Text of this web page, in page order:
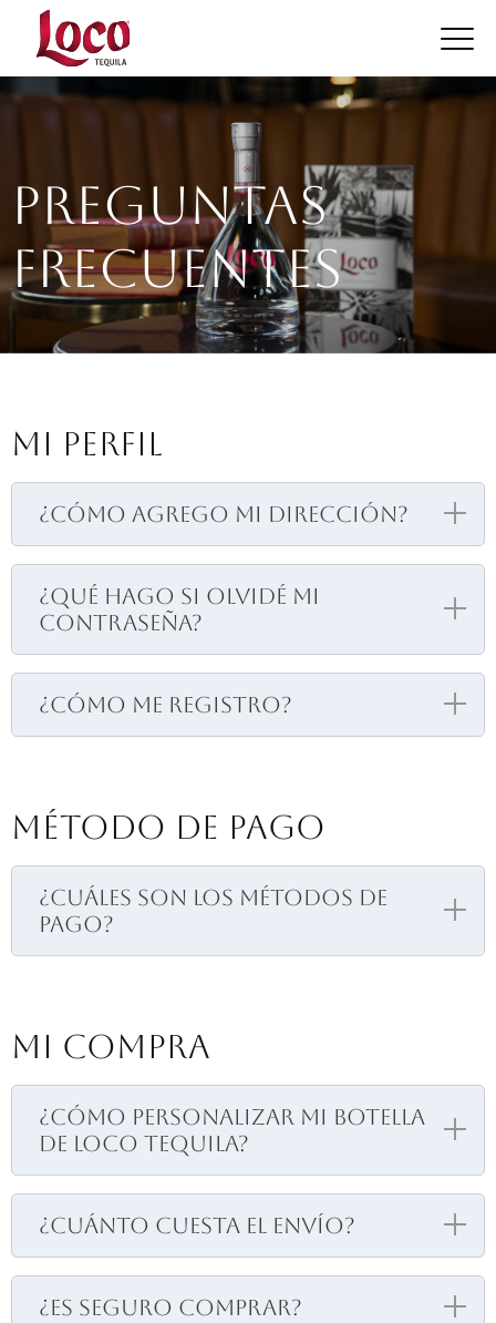
Preguntas
Frecuentes
Mi Perfil
¿Cómo agrego mi dirección?
¿Qué hago si olvidé mi
contraseña?
¿Cómo me registro?
Método de Pago
¿Cuáles son los métodos de
pago?
Mi Compra
¿Cómo personalizar mi botella
de Loco Tequila?
¿Cuánto cuesta el envío?
¿Es seguro comprar?